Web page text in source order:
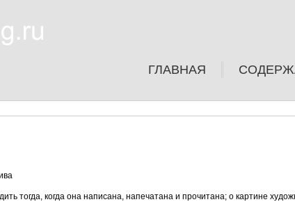
ГЛАВНАЯ
тогда, когда она написана, на­печатана и прочитана; о картине